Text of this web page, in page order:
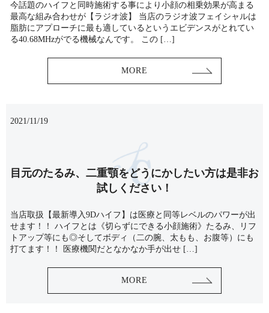
今話題のハイフと同時施術する事により小顔の相乗効果が高まる
最高な組み合わせが【ラジオ波】 当店のラジオ波フェイシャルは
脂肪にアプローチに最も適しているというエビデンスがとれてい
る40.68MHzがでる機械なんです。 この […]
MORE
2021/11/19
目元のたるみ、二重顎をどうにかしたい方は是非お
試しください！
当店取扱【最新導入9Dハイフ】は医療と同等レベルのパワーが出
せます！！ ハイフとは《切らずにできる小顔施術》たるみ、リフ
トアップ等にも◎そしてボディ（二の腕、太もも、お腹等）にも
打てます！！ 医療機関だとなかなか手が出せ […]
MORE